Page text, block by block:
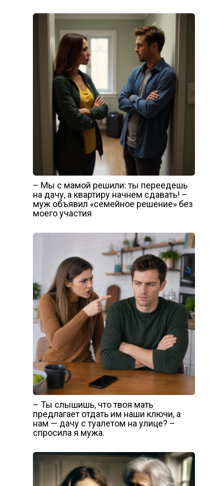
– Мы с мамой решили: ты переедешь
на дачу, а квартиру начнем сдавать! –
муж объявил «семейное решение» без
моего участия
– Ты слышишь, что твоя мать
предлагает отдать им наши ключи, а
нам — дачу с туалетом на улице? –
спросила я мужа.